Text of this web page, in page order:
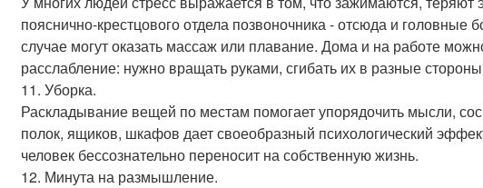
пояснично-крестцового отдела позвоночника - отсюда и
случае могут оказать массаж или плавание. Дома и на работе
расслабление: нужно вращать руками, сгибать их в разные
11. Уборка.
Раскладывание вещей по местам помогает упорядочить мысли,
полок, ящиков, шкафов дает своеобразный психологический
человек бессознательно переносит на собственную жизнь.
12. Минута на размышление.